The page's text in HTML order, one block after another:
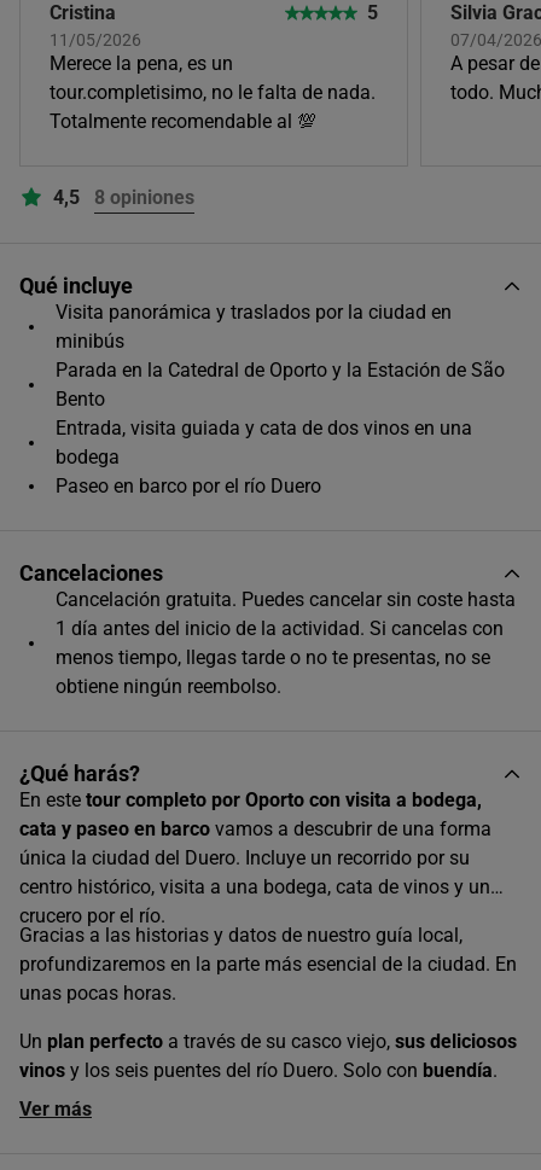
Horas disponibles (1)
09:00
Cristina
11/05/2026
5
Merece la pena, es un
tour.completisimo, no le falta de nada.
Totalmente recomendable al 💯
Silvia
07/04/2026
A pesar
todo.
4,5 8 opiniones
Qué incluye
Visita panorámica y traslados por la ciudad en
minibús
Parada en la Catedral de Oporto y la Estación de São
Bento
Entrada, visita guiada y cata de dos vinos en una
bodega
Paseo en barco por el río Duero
Cancelaciones
Cancelación gratuita. Puedes cancelar sin coste hasta
1 día antes del inicio de la actividad. Si cancelas con
menos tiempo, llegas tarde o no te presentas, no se
obtiene ningún reembolso.
¿Qué harás?
En este tour completo por Oporto con visita a bodega,
cata y paseo en barco vamos a descubrir de una forma
única la ciudad del Duero. Incluye un recorrido por su
centro histórico, visita a una bodega, cata de vinos y un
crucero por el río.
Gracias a las historias y datos de nuestro guía local,
profundizaremos en la parte más esencial de la ciudad. En
unas pocas horas.
Un plan perfecto a través de su casco viejo, sus deliciosos
vinos y los seis puentes del río Duero. Solo con buendía.
Ver más